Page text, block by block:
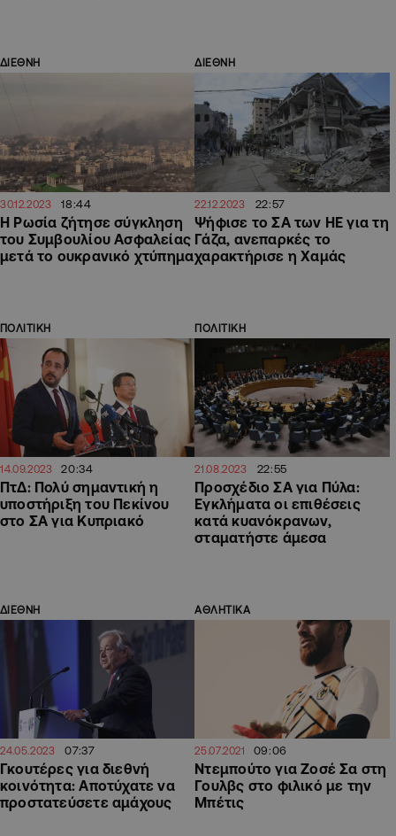
ΔΙΕΘΝΗ
30.12.2023 18:44
Η Ρωσία ζήτησε σύγκληση
του Συμβουλίου Ασφαλείας
μετά το ουκρανικό χτύπημα
ΔΙΕΘΝΗ
22.12.2023 22:57
Ψήφισε το ΣΑ των ΗΕ για τη
Γάζα, ανεπαρκές το
χαρακτήρισε η Χαμάς
ΠΟΛΙΤΙΚΗ
14.09.2023 20:34
ΠτΔ: Πολύ σημαντική η
υποστήριξη του Πεκίνου
στο ΣΑ για Κυπριακό
ΠΟΛΙΤΙΚΗ
21.08.2023 22:55
Προσχέδιο ΣΑ για Πύλα:
Εγκλήματα οι επιθέσεις
κατά κυανόκρανων,
σταματήστε άμεσα
ΔΙΕΘΝΗ
24.05.2023 07:37
Γκουτέρες για διεθνή
κοινότητα: Αποτύχατε να
προστατεύσετε αμάχους
ΑΘΛΗΤΙΚΑ
25.07.2021 09:06
Ντεμπούτο για Ζοσέ Σα στη
Γουλβς στο φιλικό με την
Μπέτις